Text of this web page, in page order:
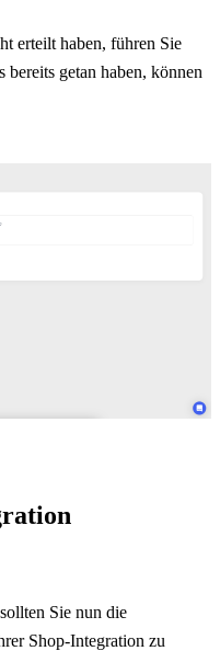
erteilt haben, führen Sie
bereits getan haben, können
Sie nun die
Shop-Integration zu